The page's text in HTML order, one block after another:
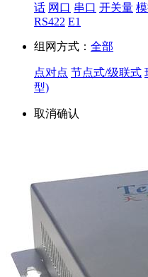
话 网口 串口 开关量
RS422 E1
组网方式： 全部
点对点 节点式/级联式
型)
取消确认